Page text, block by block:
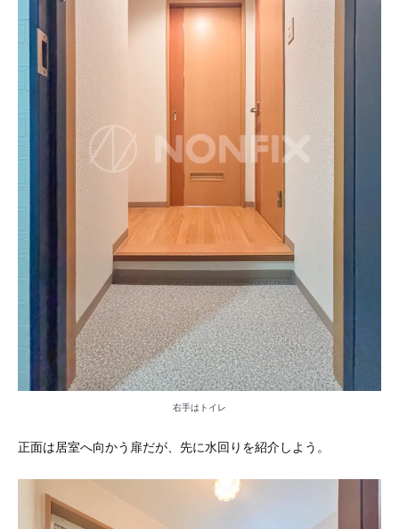
右手はトイレ
正面は居室へ向かう扉だが、先に水回りを紹介しよう。